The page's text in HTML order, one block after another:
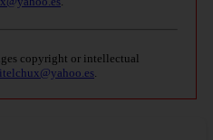
copyright or intellectual